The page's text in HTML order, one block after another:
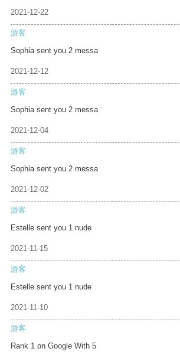
2021-12-22
游客
Sophia sent you 2 messa
2021-12-12
游客
Sophia sent you 2 messa
2021-12-04
游客
Sophia sent you 2 messa
2021-12-02
游客
Estelle sent you 1 nude
2021-11-15
游客
Estelle sent you 1 nude
2021-11-10
游客
Rank 1 on Google With 5